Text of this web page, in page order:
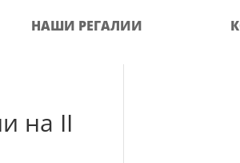
НАШИ РЕГАЛИИ
на II